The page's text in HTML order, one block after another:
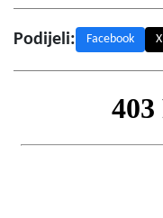
Podijeli: Facebook X